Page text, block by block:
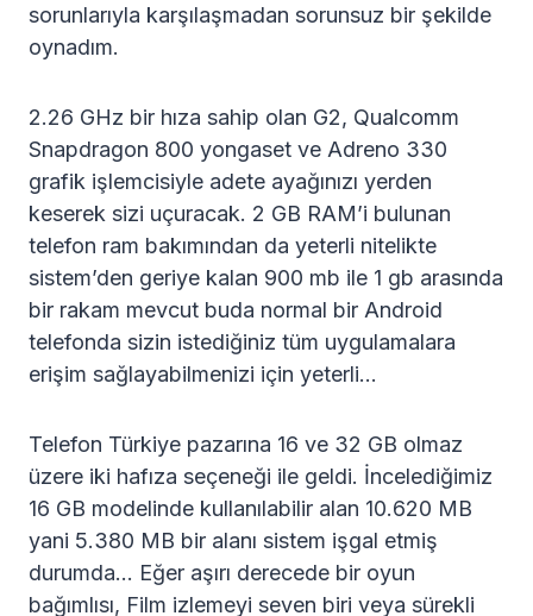
sorunlarıyla karşılaşmadan sorunsuz bir şekilde
oynadım.
2.26 GHz bir hıza sahip olan G2, Qualcomm
Snapdragon 800 yongaset ve Adreno 330
grafik işlemcisiyle adete ayağınızı yerden
keserek sizi uçuracak. 2 GB RAM’i bulunan
telefon ram bakımından da yeterli nitelikte
sistem’den geriye kalan 900 mb ile 1 gb arasında
bir rakam mevcut buda normal bir Android
telefonda sizin istediğiniz tüm uygulamalara
erişim sağlayabilmenizi için yeterli…
Telefon Türkiye pazarına 16 ve 32 GB olmaz
üzere iki hafıza seçeneği ile geldi. İncelediğimiz
16 GB modelinde kullanılabilir alan 10.620 MB
yani 5.380 MB bir alanı sistem işgal etmiş
durumda… Eğer aşırı derecede bir oyun
bağımlısı, Film izlemeyi seven biri veya sürekli